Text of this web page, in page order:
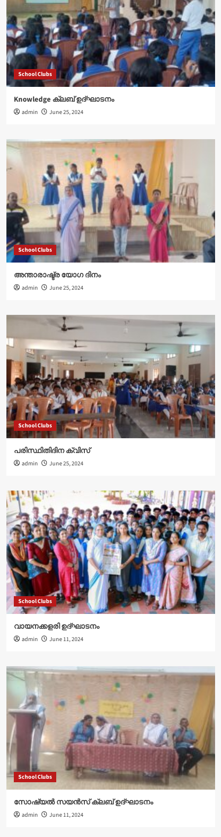
School Clubs
Knowledge ക്ലബ് ഉദ്‌ഘാടനം
admin June 25, 2024
School Clubs
അന്താരാഷ്ട്ര യോഗ ദിനം
admin June 25, 2024
School Clubs
പരിസ്ഥിതിദിന ക്വിസ്
admin June 25, 2024
School Clubs
വായനക്കളരി ഉദ്‌ഘാടനം
admin June 11, 2024
School Clubs
സോഷ്യൽ സയൻസ് ക്ലബ് ഉദ്‌ഘാടനം
admin June 11, 2024